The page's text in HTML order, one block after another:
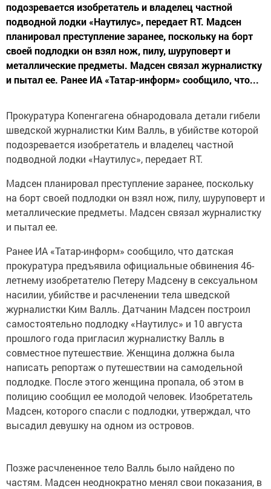
подозревается изобретатель и владелец частной
подводной лодки «Наутилус», передает RT. Мадсен
планировал преступление заранее, поскольку на борт
своей подлодки он взял нож, пилу, шуруповерт и
металлические предметы. Мадсен связал журналистку
и пытал ее. Ранее ИА «Татар-информ» сообщило, что...
Прокуратура Копенгагена обнародовала детали гибели
шведской журналистки Ким Валль, в убийстве которой
подозревается изобретатель и владелец частной
подводной лодки «Наутилус», передает RT.
Мадсен планировал преступление заранее, поскольку
на борт своей подлодки он взял нож, пилу, шуруповерт и
металлические предметы. Мадсен связал журналистку
и пытал ее.
Ранее ИА «Татар-информ» сообщило, что датская
прокуратура предъявила официальные обвинения 46-
летнему изобретателю Петеру Мадсену в сексуальном
насилии, убийстве и расчленении тела шведской
журналистки Ким Валль. Датчанин Мадсен построил
самостоятельно подлодку «Наутилус» и 10 августа
прошлого года пригласил журналистку Валль в
совместное путешествие. Женщина должна была
написать репортаж о путешествии на самодельной
подлодке. После этого женщина пропала, об этом в
полицию сообщил ее молодой человек. Изобретатель
Мадсен, которого спасли с подлодки, утверждал, что
высадил девушку на одном из островов.
Позже расчлененное тело Валль было найдено по
частям. Мадсен неоднократно менял свои показания, в